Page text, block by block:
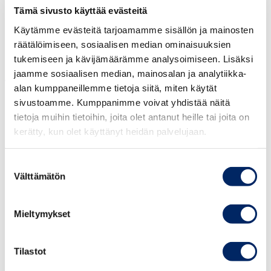
Tämä sivusto käyttää evästeitä
Käytämme evästeitä tarjoamamme sisällön ja mainosten
räätälöimiseen, sosiaalisen median ominaisuuksien
tukemiseen ja kävijämäärämme analysoimiseen. Lisäksi
jaamme sosiaalisen median, mainosalan ja analytiikka-
alan kumppaneillemme tietoja siitä, miten käytät
sivustoamme. Kumppanimme voivat yhdistää näitä
tietoja muihin tietoihin, joita olet antanut heille tai joita on
kerätty, kun olet käyttänyt heidän palvelujaan.
valinta
Välttämätön
Mieltymykset
Tilastot
kiinnostavia mahdollisuuksia suomalaisille
yrityksille. Vihreä ener­gia (aurinkoenergia,
tuulivoima ja vety), digitalisaatio (Digital Morocco
2030 -strategia mukaan lukien julkiset palvelut
ja digitalouden vahvistaminen), terveyssektori
(laitteet, koulutus, sairaalat) ja vesiala (älykäs
vesihallinto) tarjoavat myös mahdollisuuksia
suomalaisille yrityksille, sanoo suurlähettiläs
EU onTunisian
tärkein kauppakumppani. EU:lla,
useita avustusohjelmia Tunisiassa. Tunisia on
liittynyt ensimmäisenä arabi- ja Afrikan maana
EU:n Horizon Europe -ohjelmaan. Digitalisaatio ja
vihreä siirtymä ovat EU:n ja Tunisian välisen